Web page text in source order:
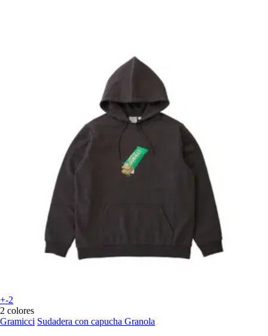
+-2
2 colores
Gramicci Sudadera con capucha Granola